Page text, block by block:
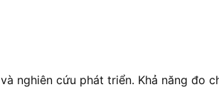
nghiên cứu phát triển. Khả năng đo